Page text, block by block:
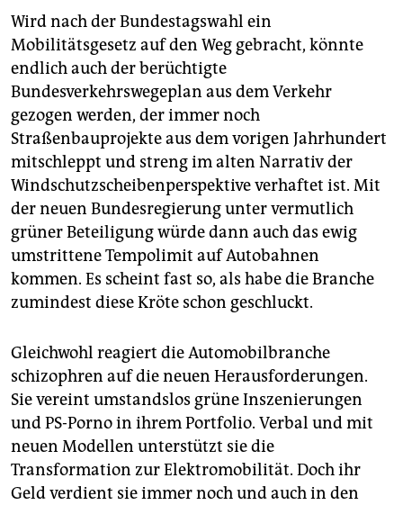
Wird nach der Bundestagswahl ein
Mobilitätsgesetz auf den Weg gebracht, könnte
endlich auch der berüchtigte
Bundesverkehrswegeplan aus dem Verkehr
gezogen werden, der immer noch
Straßenbauprojekte aus dem vorigen Jahrhundert
mitschleppt und streng im alten Narrativ der
Windschutzscheibenperspektive verhaftet ist. Mit
der neuen Bundesregierung unter vermutlich
grüner Beteiligung würde dann auch das ewig
umstrittene Tempolimit auf Autobahnen
kommen. Es scheint fast so, als habe die Branche
zumindest diese Kröte schon geschluckt.
Gleichwohl reagiert die Automobilbranche
schizophren auf die neuen Herausforderungen.
Sie vereint umstandslos grüne Inszenierungen
und PS-Porno in ihrem Portfolio. Verbal und mit
neuen Modellen unterstützt sie die
Transformation zur Elektromobilität. Doch ihr
Geld verdient sie immer noch und auch in den